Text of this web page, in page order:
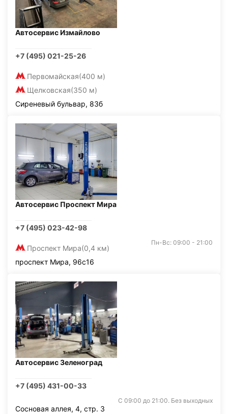
Автосервис Измайлово
+7 (495) 021-25-26
Первомайская(400 м)
Щелковская(350 м)
Сиреневый бульвар, 83б
Автосервис Проспект Мира
+7 (495) 023-42-98
Проспект Мира(0,4 км)
Пн-Вс: 09:00 - 21:00
проспект Мира, 96с16
Автосервис Зеленоград
+7 (495) 431-00-33
С 09:00 до 21:00. Без выходных
Сосновая аллея, 4, стр. 3